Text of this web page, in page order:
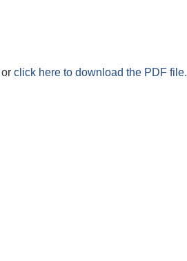
or click here to download the PDF file.